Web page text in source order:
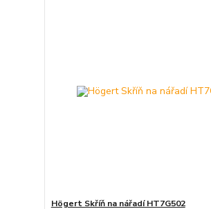
Högert Skříň na nářadí HT7G502